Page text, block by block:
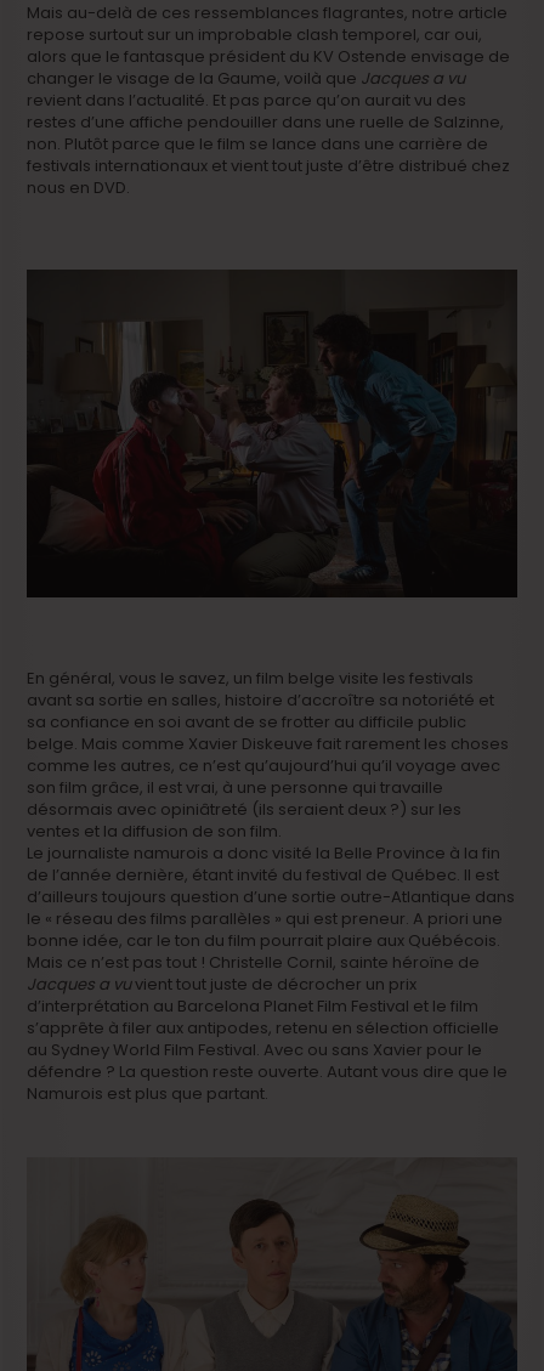
Mais au-delà de ces ressemblances flagrantes, notre article
repose surtout sur un improbable clash temporel, car oui,
alors que le fantasque président du KV Ostende envisage de
changer le visage de la Gaume, voilà que Jacques a vu
revient dans l’actualité. Et pas parce qu’on aurait vu des
restes d’une affiche pendouiller dans une ruelle de Salzinne,
non. Plutôt parce que le film se lance dans une carrière de
festivals internationaux et vient tout juste d’être distribué chez
nous en DVD.
En général, vous le savez, un film belge visite les festivals
avant sa sortie en salles, histoire d’accroître sa notoriété et
sa confiance en soi avant de se frotter au difficile public
belge. Mais comme Xavier Diskeuve fait rarement les choses
comme les autres, ce n’est qu’aujourd’hui qu’il voyage avec
son film grâce, il est vrai, à une personne qui travaille
désormais avec opiniâtreté (ils seraient deux ?) sur les
ventes et la diffusion de son film.
Le journaliste namurois a donc visité la Belle Province à la fin
de l’année dernière, étant invité du festival de Québec. Il est
d’ailleurs toujours question d’une sortie outre-Atlantique dans
le « réseau des films parallèles » qui est preneur. A priori une
bonne idée, car le ton du film pourrait plaire aux Québécois.
Mais ce n’est pas tout ! Christelle Cornil, sainte héroïne de
Jacques a vuvient tout juste de décrocher un prix
d’interprétation au Barcelona Planet Film Festival et le film
s’apprête à filer aux antipodes, retenu en sélection officielle
au Sydney World Film Festival. Avec ou sans Xavier pour le
défendre ? La question reste ouverte. Autant vous dire que le
Namurois est plus que partant.